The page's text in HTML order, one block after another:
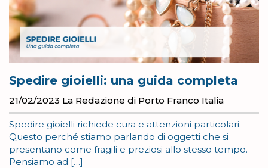
Spedire gioielli: una guida completa
21/02/2023 La Redazione di Porto Franco Italia
Spedire gioielli richiede cura e attenzioni particolari.
Questo perché stiamo parlando di oggetti che si
presentano come fragili e preziosi allo stesso tempo.
Pensiamo ad […]